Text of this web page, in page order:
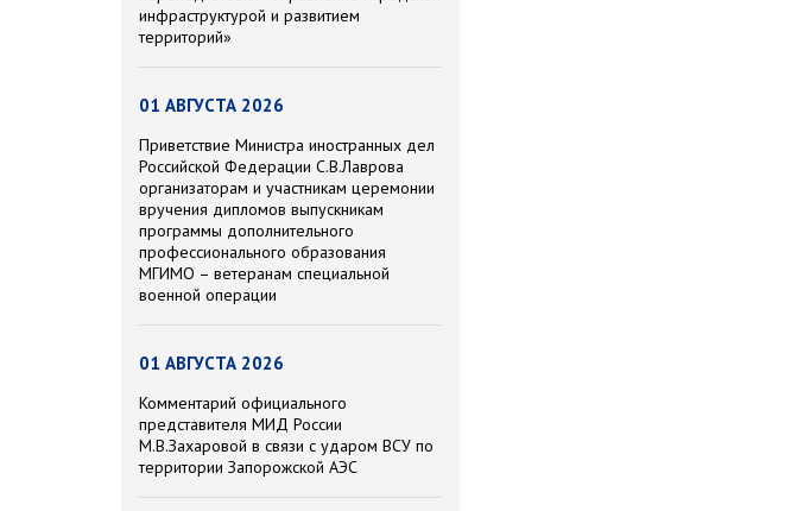
инфраструктурой и развитием
территорий»
01 АВГУСТА 2026
Приветствие Министра иностранных дел
Российской Федерации С.В.Лаврова
организаторам и участникам церемонии
вручения дипломов выпускникам
программы дополнительного
профессионального образования
МГИМО – ветеранам специальной
военной операции
01 АВГУСТА 2026
Комментарий официального
представителя МИД России
М.В.Захаровой в связи с ударом ВСУ по
территории Запорожской АЭС